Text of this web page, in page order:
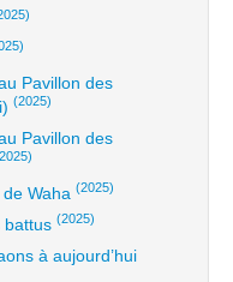
Pavillon des
(2025)
Pavillon des
Waha (2025)
battus (2025)
à aujourd’hui